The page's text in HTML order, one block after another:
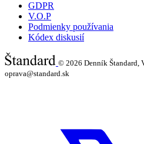
GDPR
V.O.P
Podmienky používania
Kódex diskusií
© 2026 Denník Štandard,
oprava@standard.sk